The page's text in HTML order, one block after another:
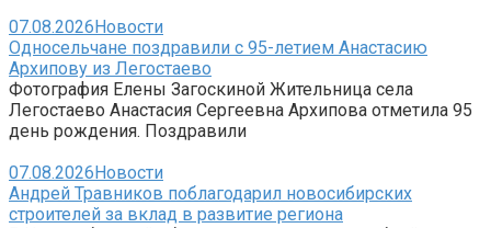
07.08.2026Новости
Односельчане поздравили с 95-летием Анастасию
Архипову из Легостаево
Фотография Елены Загоскиной Жительница села
Легостаево Анастасия Сергеевна Архипова отметила 95
день рождения. Поздравили
07.08.2026Новости
Андрей Травников поблагодарил новосибирских
строителей за вклад в развитие региона